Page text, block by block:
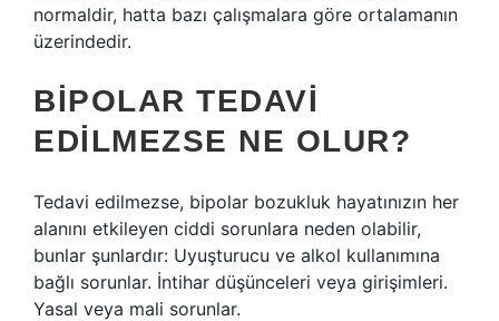
normaldir, hatta bazı çalışmalara göre ortalamanın
üzerindedir.
BIPOLAR TEDAVI
EDILMEZSE NE OLUR?
Tedavi edilmezse, bipolar bozukluk hayatınızın her
alanını etkileyen ciddi sorunlara neden olabilir,
bunlar şunlardır: Uyuşturucu ve alkol kullanımına
bağlı sorunlar. İntihar düşünceleri veya girişimleri.
Yasal veya mali sorunlar.